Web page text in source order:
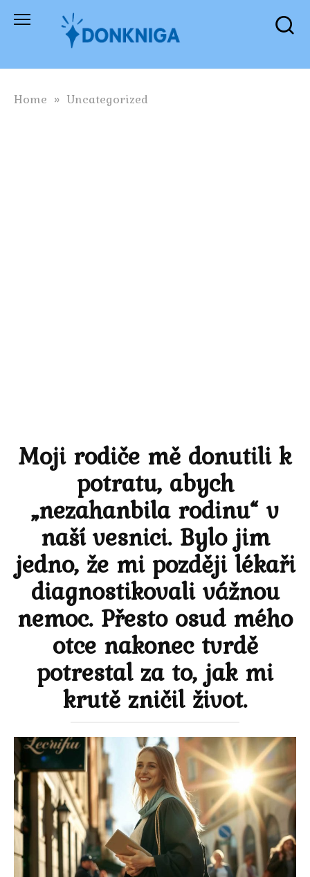
Skip
Home » Uncategorized
Moji rodiče mě donutili k
potratu, abych
„nezahanbila rodinu“ v
naší vesnici. Bylo jim
jedno, že mi později lékaři
diagnostikovali vážnou
nemoc. Přesto osud mého
otce nakonec tvrdě
potrestal za to, jak mi
krutě zničil život.